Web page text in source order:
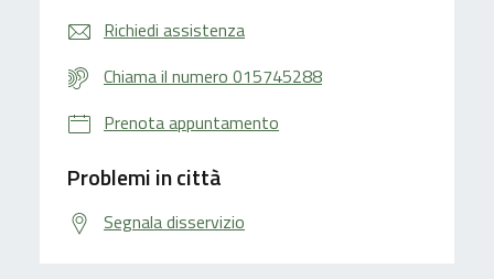
Richiedi assistenza
Chiama il numero 015745288
Prenota appuntamento
Problemi in città
Segnala disservizio